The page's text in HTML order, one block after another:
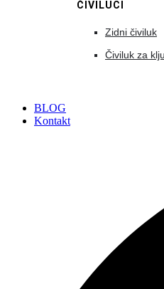
ČIVILUCI
Zidni čiviluk
Čiviluk za
BLOG
Kontakt